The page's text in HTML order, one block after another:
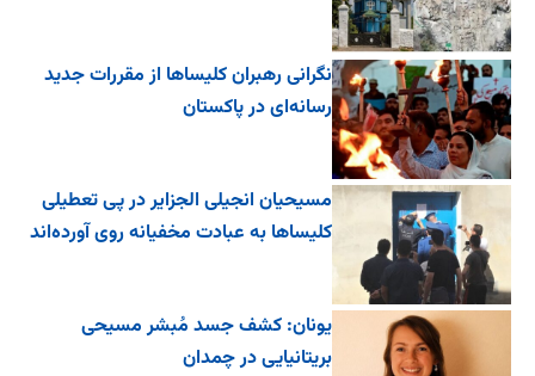
نگرانی رهبران کلیساها از مقررات جدید
رسانه‌ای در پاکستان
مسیحیان انجیلی الجزایر در پی تعطیلی
کلیساها به عبادت مخفیانه روی آورده‌اند
یونان: کشف جسد مُبشر مسیحی
بریتانیایی در چمدان